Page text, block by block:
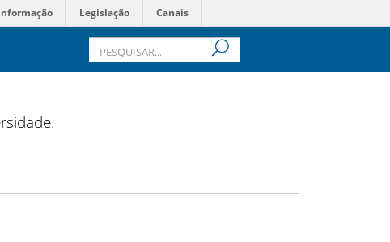
Legislação Canais